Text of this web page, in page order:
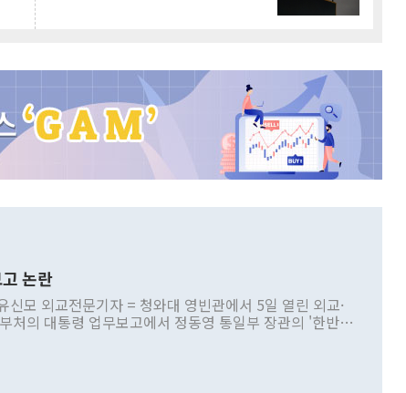
논란
신모 외교전문기자 = 청와대 영빈관에서 5일 열린 외교·
처의 대통령 업무보고에서 정동영 통일부 장관의 '한반도
내 조율을 거치지 않은 사안을 정책으로 추진하겠다고 공